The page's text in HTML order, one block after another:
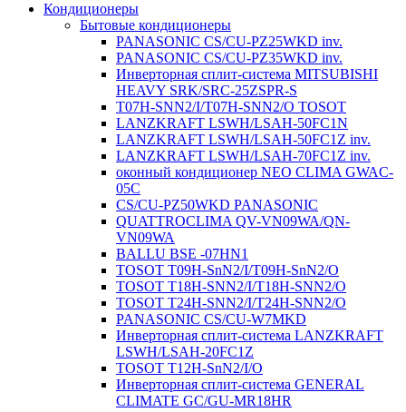
Кондиционеры
Бытовые кондиционеры
PANASONIC CS/CU-PZ25WKD inv.
PANASONIC CS/CU-PZ35WKD inv.
Инверторная сплит-система MITSUBISHI
HEAVY SRK/SRC-25ZSPR-S
T07H-SNN2/I/T07H-SNN2/O TOSOT
LANZKRAFT LSWH/LSAH-50FC1N
LANZKRAFT LSWH/LSAH-50FC1Z inv.
LANZKRAFT LSWH/LSAH-70FC1Z inv.
оконный кондиционер NEO CLIMA GWAC-
05C
CS/CU-PZ50WKD PANASONIC
QUATTROCLIMA QV-VN09WA/QN-
VN09WA
BALLU BSE -07HN1
TOSOT T09H-SnN2/I/T09H-SnN2/O
TOSOT T18H-SNN2/I/T18H-SNN2/O
TOSOT T24H-SNN2/I/T24H-SNN2/O
PANASONIC CS/CU-W7MKD
Инверторная сплит-система LANZKRAFT
LSWH/LSAH-20FC1Z
TOSOT T12H-SnN2/I/O
Инверторная сплит-система GENERAL
CLIMATE GC/GU-MR18HR